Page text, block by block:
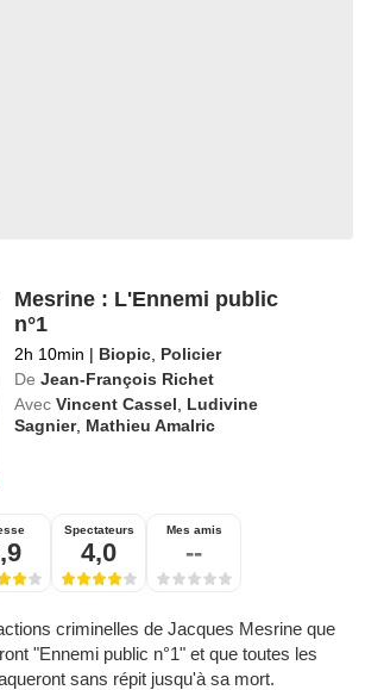
Mesrine : L'Ennemi public
n°1
2h 10min | Biopic Policier
De Jean-François Richet
Avec Vincent Cassel
Ludivine
Sagnier, Mathieu Amalric
Spectateurs
4,0
Mes amis
--
criminelles de Jacques Mesrine que
"Ennemi public n°1" et que toutes les
sans répit jusqu'à sa mort.